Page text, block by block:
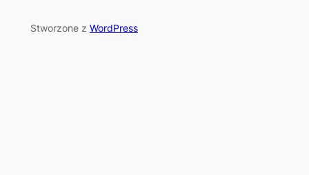
Stworzone z WordPress